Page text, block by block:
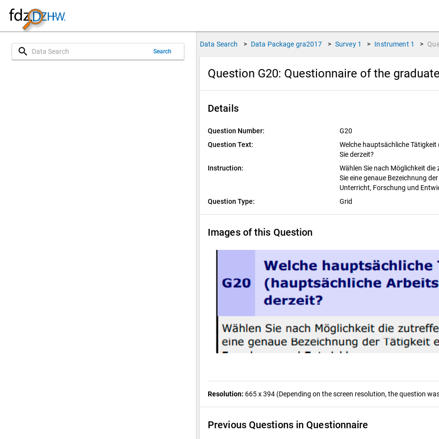
search Search
Data Search > Data Package gra2017 > Survey 1 > Instrument 1 >
Question G20: Questionnaire of the
Details
Question Number:
G20
Question Text:
Welche hauptsächliche
Sie derzeit?
Instruction:
Wählen Sie nach Möglichkeit
Sie eine genaue Bezeichnung
Unterricht, Forschung und
Question Type:
Grid
Images of this Question
Resolution: 665 x 394 (Depending on the screen resolution, the question
Previous Questions in Questionnaire